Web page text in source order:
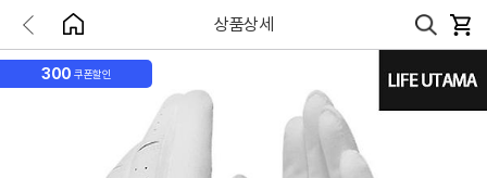
상품상세
300 쿠폰할인